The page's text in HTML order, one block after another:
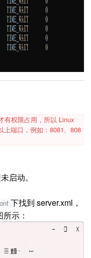
有权限占用，所以 Linux
上端口，例如：8081、808
启动。
下找到 server.xml，
示：